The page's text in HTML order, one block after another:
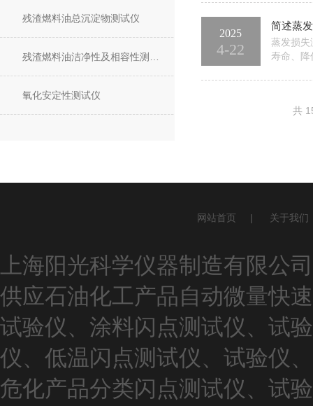
残渣燃料油总沉淀物测试仪
氧化安定性测试仪
具。原油
2025
4-22
简述蒸
蒸发损失
寿命、
样品加热
共
网站首页 | 关于我们
上海阳光科学仪器制造有限公
供应石油化工产品自动微量快
试验仪、涂料闪点测试仪、试
仪、低温闪点测试仪、试验仪
危化产品分类闪点测试仪、试